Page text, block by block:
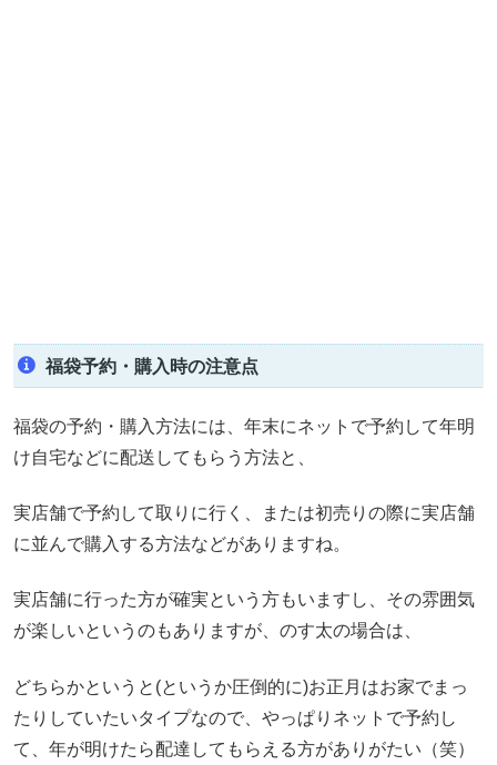
福袋予約・購入時の注意点
福袋の予約・購入方法には、年末にネットで予約して年明
け自宅などに配送してもらう方法と、
実店舗で予約して取りに行く、または初売りの際に実店舗
に並んで購入する方法などがありますね。
実店舗に行った方が確実という方もいますし、その雰囲気
が楽しいというのもありますが、のす太の場合は、
どちらかというと(というか圧倒的に)お正月はお家でまっ
たりしていたいタイプなので、やっぱりネットで予約し
て、年が明けたら配達してもらえる方がありがたい（笑）